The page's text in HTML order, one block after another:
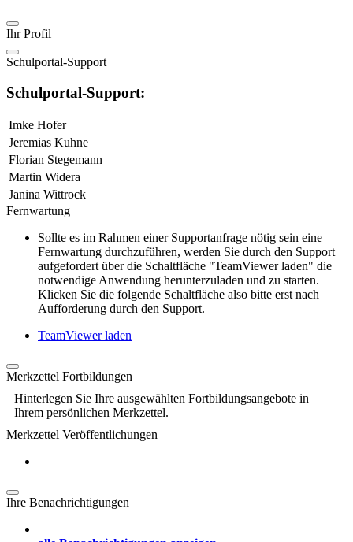
Ihr Profil
Schulportal-Support
Schulportal-Support:
Imke Hofer
Jeremias Kuhne
Florian Stegemann
Martin Widera
Janina Wittrock
Fernwartung
Sollte es im Rahmen einer Supportanfrage nötig sein eine
Fernwartung durchzuführen, werden Sie durch den Support
aufgefordert über die Schaltfläche "TeamViewer laden" die
notwendige Anwendung herunterzuladen und zu starten.
Klicken Sie die folgende Schaltfläche also bitte erst nach
Aufforderung durch den Support.
TeamViewer laden
Merkzettel Fortbildungen
Hinterlegen Sie Ihre ausgewählten Fortbildungsangebote in
Ihrem persönlichen Merkzettel.
Merkzettel Veröffentlichungen
Ihre Benachrichtigungen